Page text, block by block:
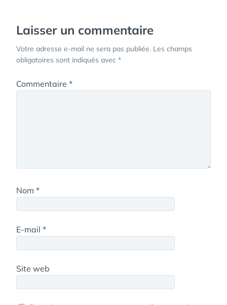
Laisser un commentaire
Votre adresse e-mail ne sera pas publiée. Les champs
obligatoires sont indiqués avec *
Commentaire *
Nom *
E-mail *
Site web